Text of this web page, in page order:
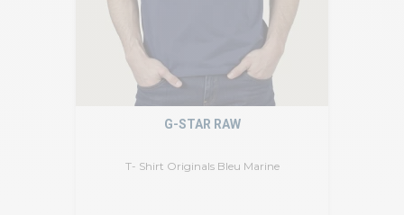
T- Shirt Originals Bleu Marine
G-STAR RAW